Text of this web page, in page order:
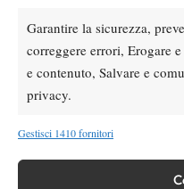
Garantire la sicurezza,
correggere errori, Erogare
e contenuto, Salvare e
privacy.
Gestisci 1410 fornitori
Draper
Atmane:
orari e
agosto